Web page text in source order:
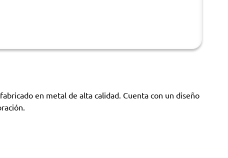
en metal de alta calidad. Cuenta con un diseño